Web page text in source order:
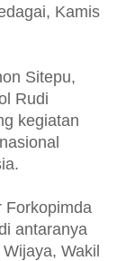
Kamis
Sitepu,
Rudi
kegiatan
Forkopimda
antaranya
Wakil